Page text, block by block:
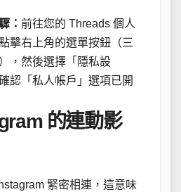
： 前往您的 Threads 個人
擊右上角的選單按鈕（三
，然後選擇「隱私設
認「私人帳戶」選項已開
的連動影
緊密相連，這意味